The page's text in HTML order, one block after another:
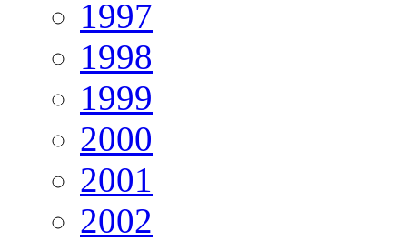
1997
1998
1999
2000
2001
2002